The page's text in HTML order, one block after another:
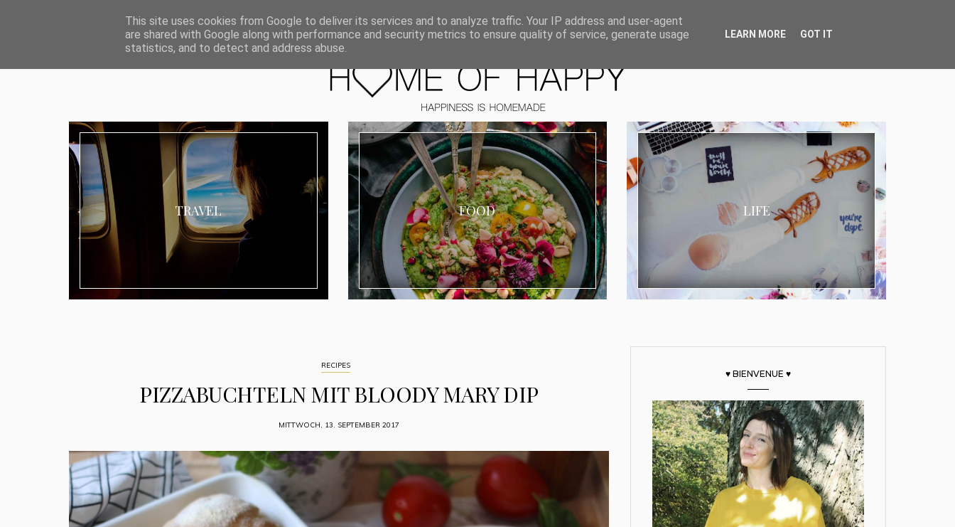
ABOUT I MEDIA & PR IMPRESSUM DATENSCHUTZ KATEGORIEN
TRAVEL FOOD LIFE
RECIPES
PIZZABUCHTELN MIT BLOODY MARY DIP
MITTWOCH, 13. SEPTEMBER 2017
♥ BIENVENUE ♥
This site uses cookies from Google to deliver its services and to analyze traffic. Your IP address and user-agent
are shared with Google along with performance and security metrics to ensure quality of service, generate usage
statistics, and to detect and address abuse.
LEARN MORE GOT IT